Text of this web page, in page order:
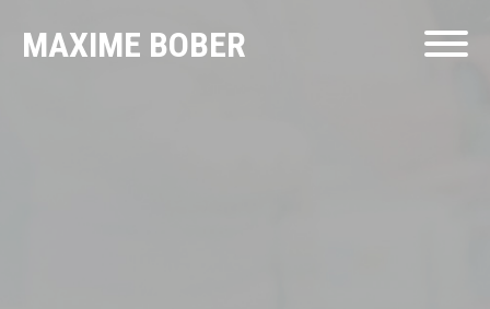
MAXIME BOBER